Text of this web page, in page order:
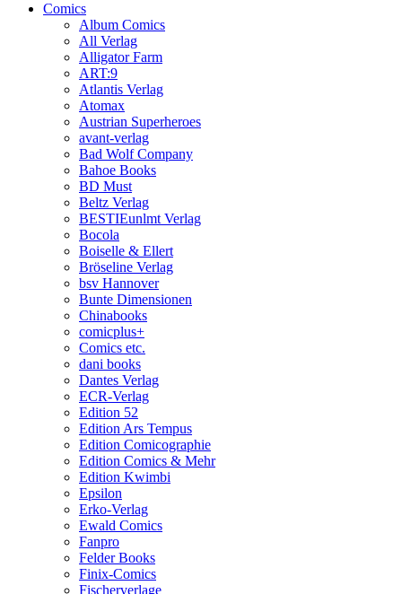
Comics
Album Comics
All Verlag
Alligator Farm
ART:9
Atlantis Verlag
Atomax
Austrian Superheroes
avant-verlag
Bad Wolf Company
Bahoe Books
BD Must
Beltz Verlag
BESTIEunlmt Verlag
Bocola
Boiselle & Ellert
Bröseline Verlag
bsv Hannover
Bunte Dimensionen
Chinabooks
comicplus+
Comics etc.
dani books
Dantes Verlag
ECR-Verlag
Edition 52
Edition Ars Tempus
Edition Comicographie
Edition Comics & Mehr
Edition Kwimbi
Epsilon
Erko-Verlag
Ewald Comics
Fanpro
Felder Books
Finix-Comics
Fischerverlage